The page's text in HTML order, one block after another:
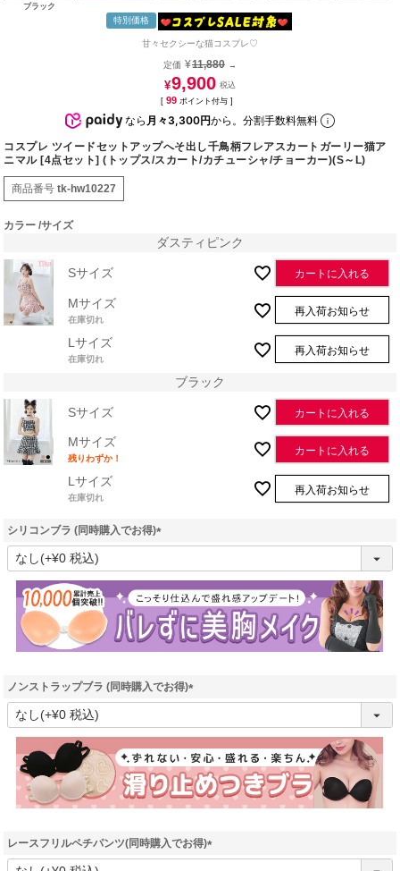
ブラック
特別価格
甘々セクシーな猫コスプレ♡
定価 ¥11,880 →
¥9,900
[ 99 ポイント付与 ]
なら 月々3,300円から。分割手数料無料
コスプレ ツイードセットアップへそ出し千鳥柄フレアスカートガーリー猫ア
ニマル [4点セット] (トップス/スカート/カチューシャ/チョーカー)(S～L)
商品番号 tk-hw10227
カラー サイズ
ダスティピンク
Sサイズ カートに入れる
Mサイズ
在庫切れ
再入荷お知らせ
Lサイズ
在庫切れ
再入荷お知らせ
ブラック
Sサイズ カートに入れる
Mサイズ
残りわずか！
カートに入れる
Lサイズ
在庫切れ
再入荷お知らせ
シリコンブラ (同時購入でお得)
(
須
)
ノンストラップブラ (同時購入でお得)
(
須
)
レースフリルペチパンツ(同時購入でお得)
(